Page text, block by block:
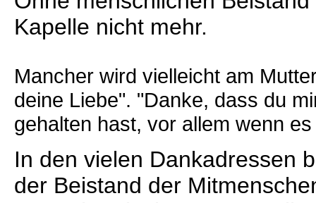
Kapelle nicht mehr.
Mancher wird vielleicht am
deine Liebe". "Danke, dass du
gehalten hast, vor allem wenn
In den vielen Dankadressen
der Beistand der